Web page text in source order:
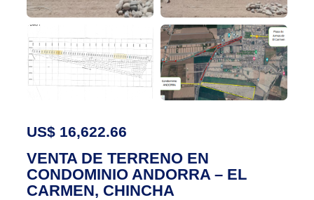
US$ 16,622.66
VENTA DE TERRENO EN
CONDOMINIO ANDORRA – EL
CARMEN, CHINCHA